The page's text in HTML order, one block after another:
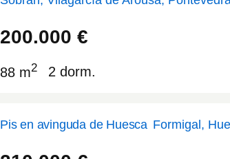
200.000 €
88 m2 2 dorm.
Pis en avinguda de Huesca Formigal,